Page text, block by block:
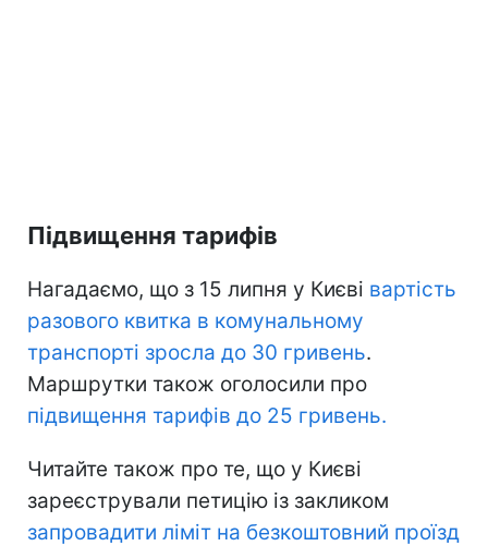
Підвищення тарифів
Нагадаємо, що з 15 липня у Києві вартість
разового квитка в комунальному
транспорті зросла до 30 гривень.
Маршрутки також оголосили про
підвищення тарифів до 25 гривень.
Читайте також про те, що у Києві
зареєстрували петицію із закликом
запровадити ліміт на безкоштовний проїзд